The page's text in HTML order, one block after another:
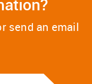
send an email